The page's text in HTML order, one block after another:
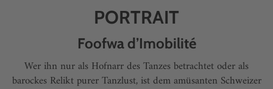
PORTRAIT
Foofwa d’Imobilité
Wer ihn nur als Hofnarr des Tanzes betrachtet oder als
barockes Relikt purer Tanzlust, ist dem amüsanten Schweizer